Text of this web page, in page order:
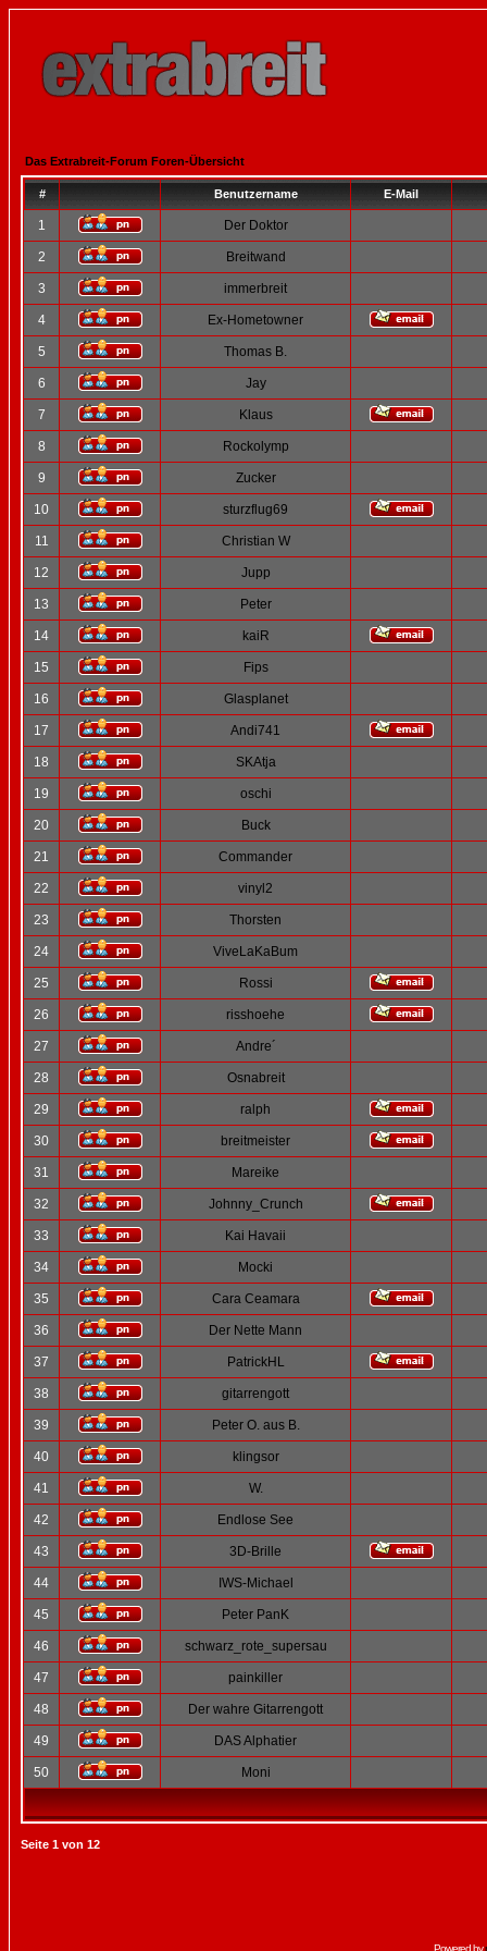
Das Extrabreit-Forum Foren-Übersicht
# Benutzername E-Mail
1 Der Doktor
2 Breitwand
3 immerbreit
4 Ex-Hometowner
5 Thomas B.
6 Jay
7 Klaus
8 Rockolymp
9 Zucker
10 sturzflug69
11 Christian W
12 Jupp
13 Peter
14 kaiR
15 Fips
16 Glasplanet
17 Andi741
18 SKAtja
19 oschi
20 Buck
21 Commander
22 vinyl2
23 Thorsten
24 ViveLaKaBum
25 Rossi
26 risshoehe
27 Andre´
28 Osnabreit
29 ralph
30 breitmeister
31 Mareike
32 Johnny_Crunch
33 Kai Havaii
34 Mocki
35 Cara Ceamara
36 Der Nette Mann
37 PatrickHL
38 gitarrengott
39 Peter O. aus B.
40 klingsor
41 W.
42 Endlose See
43 3D-Brille
44 IWS-Michael
45 Peter PanK
46 schwarz_rote_supersau
47 painkiller
48 Der wahre Gitarrengott
49 DAS Alphatier
50 Moni
Seite 1 von 12
Powered by